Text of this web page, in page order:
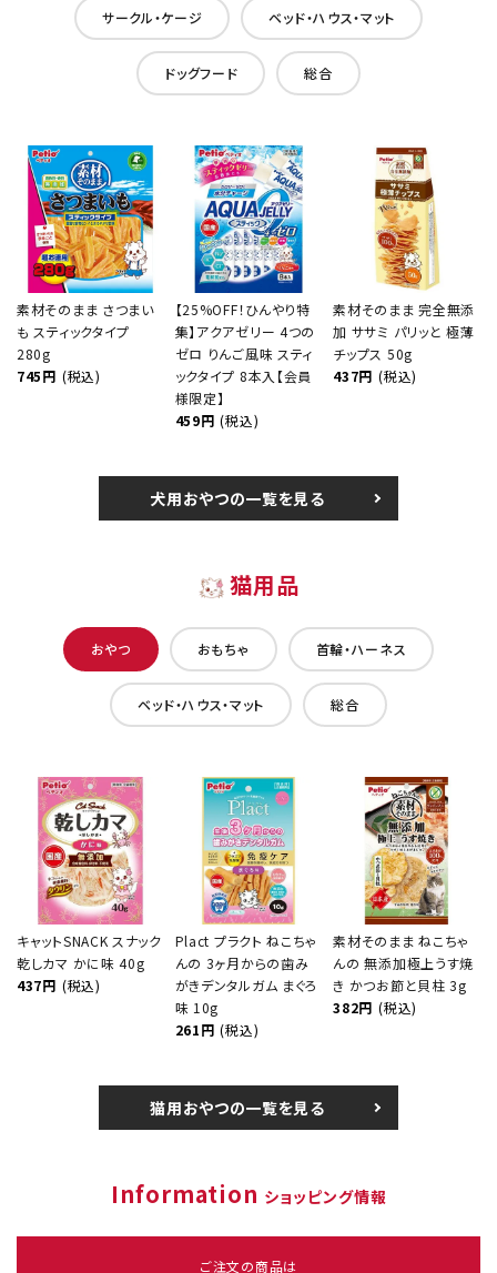
サークル・ケージ ベッド・ハウス・マット
ドッグフード 総合
素材そのまま さつまい
も スティックタイプ
280g
745円 (税込)
【25%OFF！ひんやり特
集】アクアゼリー 4つの
ゼロ りんご風味 スティ
ックタイプ 8本入【会員
様限定】
459円 (税込)
素材そのまま 完全無添
加 ササミ パリッと 極薄
チップス 50g
437円 (税込)
犬用おやつの一覧を見る
猫用品
おやつ おもちゃ 首輪・ハーネス
ベッド・ハウス・マット 総合
キャットSNACK スナック
乾しカマ かに味 40g
437円 (税込)
Plact プラクト ねこちゃ
んの 3ヶ月からの歯み
がきデンタルガム まぐろ
味 10g
261円 (税込)
素材そのまま ねこちゃ
んの 無添加極上うす焼
き かつお節と貝柱 3g
382円 (税込)
猫用おやつの一覧を見る
Information ショッピング情報
ご注文の商品は